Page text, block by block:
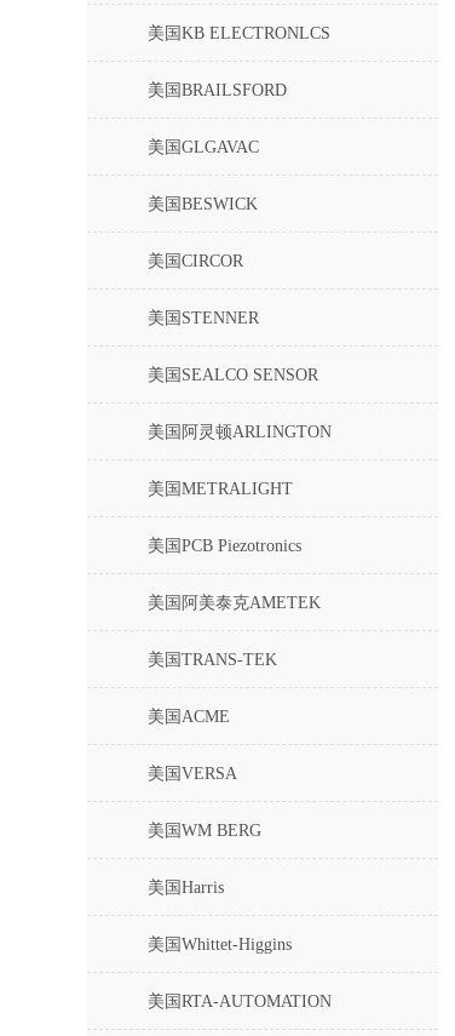
美国KB ELECTRONLCS
美国BRAILSFORD
美国GLGAVAC
美国BESWICK
美国CIRCOR
美国STENNER
美国SEALCO SENSOR
美国阿灵顿ARLINGTON
美国METRALIGHT
美国PCB Piezotronics
美国阿美泰克AMETEK
美国TRANS-TEK
美国ACME
美国VERSA
美国WM BERG
美国Harris
美国Whittet-Higgins
美国RTA-AUTOMATION